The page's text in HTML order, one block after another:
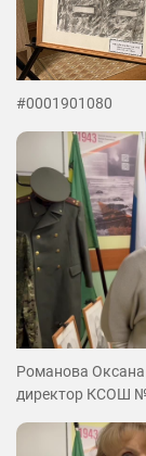
#0001901080
Романова
директор КСОШ